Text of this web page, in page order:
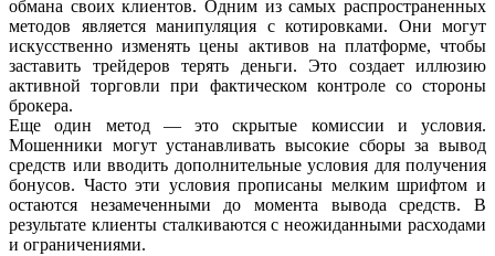
обмана своих клиентов. Одним из самых распространенных
методов является манипуляция с котировками. Они могут
искусственно изменять цены активов на платформе, чтобы
заставить трейдеров терять деньги. Это создает иллюзию
активной торговли при фактическом контроле со стороны
брокера.
Еще один метод — это скрытые комиссии и условия.
Мошенники могут устанавливать высокие сборы за вывод
средств или вводить дополнительные условия для получения
бонусов. Часто эти условия прописаны мелким шрифтом и
остаются незамеченными до момента вывода средств. В
результате клиенты сталкиваются с неожиданными расходами
и ограничениями.